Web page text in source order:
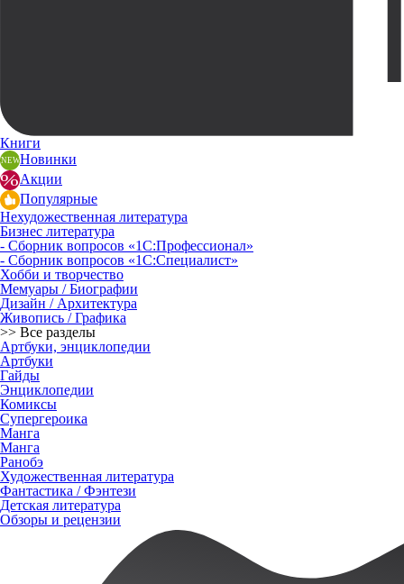
Книги
Новинки
Акции
Популярные
Нехудожественная литература
Бизнес литература
- Сборник вопросов «1С:Профессионал»
- Сборник вопросов «1С:Специалист»
Хобби и творчество
Мемуары / Биографии
Дизайн / Архитектура
Живопись / Графика
>> Все разделы
Артбуки, энциклопедии
Артбуки
Гайды
Энциклопедии
Комиксы
Супергероика
Манга
Манга
Ранобэ
Художественная литература
Фантастика / Фэнтези
Детская литература
Обзоры и рецензии